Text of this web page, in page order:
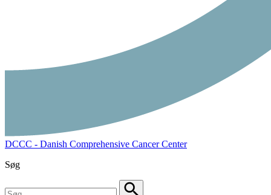
DCCC - Danish Comprehensive Cancer Center
Søg